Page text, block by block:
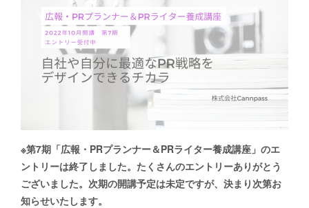
※第7期「広報・PRプランナー＆PRライター養成講座」のエ
ントリーは終了しました。たくさんのエントリーありがとう
ございました。次期の開講予定は未定ですが、決まり次第お
知らせいたします。